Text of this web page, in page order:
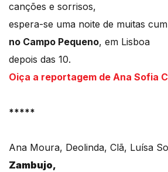
canções e sorrisos,
espera-se uma noite de muitas
no Campo Pequeno, em Lisboa
depois das 10.
Oiça a reportagem de Ana Sofia
*****
Ana Moura, Deolinda, Clã, Luísa
Zambujo,